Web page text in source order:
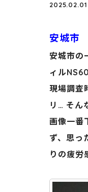
2025.02.01
安城市
安城市の
ィル
現場調査
リ… そん
画像一番
ず、思っ
りの疲労